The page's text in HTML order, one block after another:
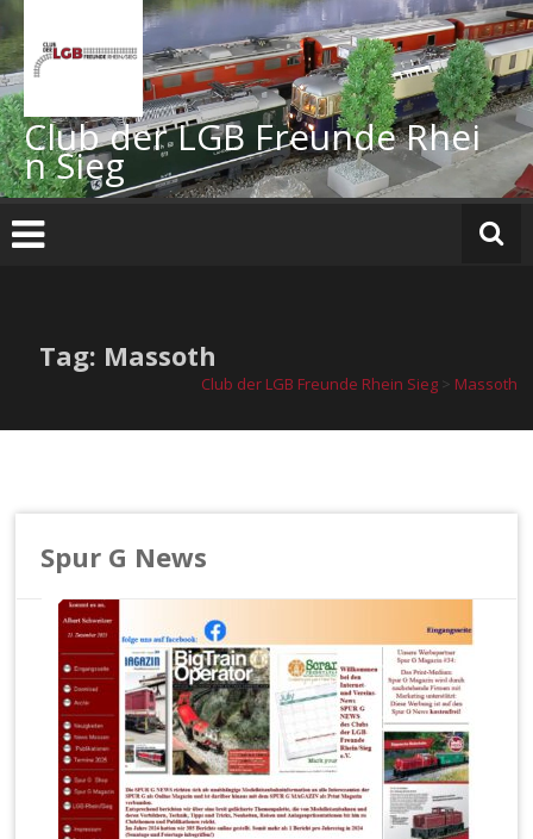
Zum
Inhalt
springen
Club der LGB Freunde Rhei
n Sieg
Tag: Massoth
Club der LGB Freunde Rhein Sieg> Massoth
Spur G News